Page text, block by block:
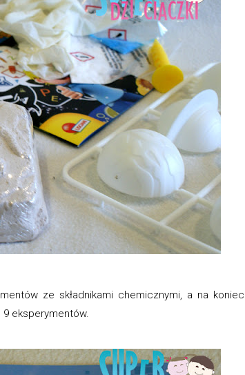
ze składnikami chemicznymi, a na koniec
9 eksperymentów.